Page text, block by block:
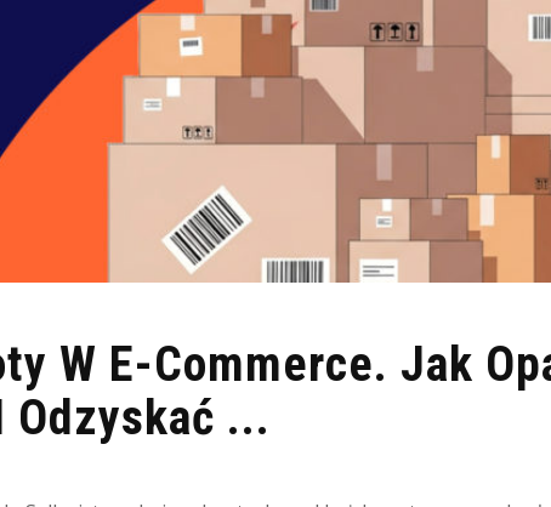
W E-Commerce. Jak
Odzyskać ...